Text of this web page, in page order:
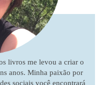
livros me levou a criar o
anos. Minha paixão por
sociais você encontrará